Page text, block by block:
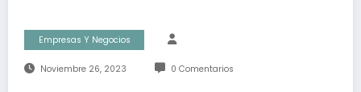
Empresas Y Negocios
Noviembre 26, 2023 0 Comentarios